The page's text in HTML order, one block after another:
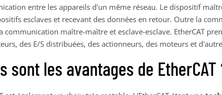
entre les appareils d'un même réseau. Le dispositif
esclaves et recevant des données en retour. Outre la
communication maître-maître et esclave-esclave. EtherCAT
des E/S distribuées, des actionneurs, des moteurs et
sont les avantages de EtherCAT